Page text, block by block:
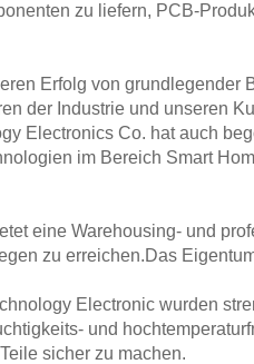
zu liefern, PCB-
Erfolg von grundlegender
der Industrie und unseren
Electronics Co. hat auch
im Bereich Smart
eine Warehousing- und
zu erreichen.Das
Electronic wurden
und
sicher zu machen.